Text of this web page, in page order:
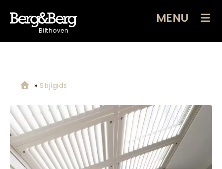
Bilthoven
MENU
» Stijlgids